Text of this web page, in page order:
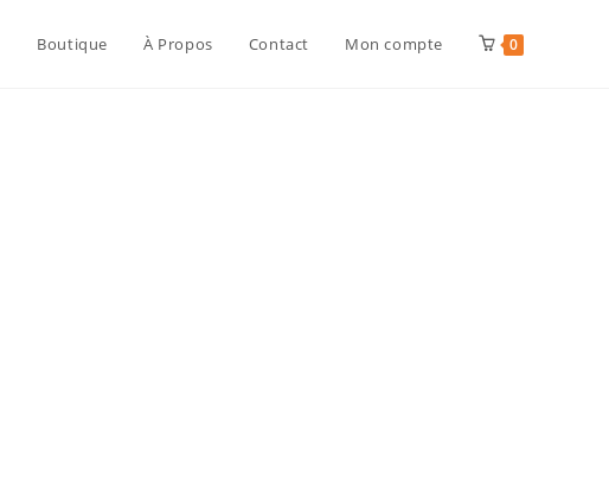
Boutique À Propos Contact Mon compte 0